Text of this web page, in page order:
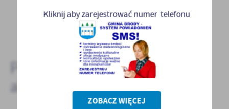
POWRÓT
POPRZEDNI NASTĘPNY
Pozostałe
aktualności
Kliknij aby zarejestrować numer telefonu
ZOBACZ WIĘCEJ